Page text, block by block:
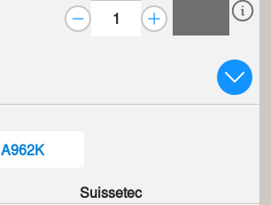
A962K
Suissetec